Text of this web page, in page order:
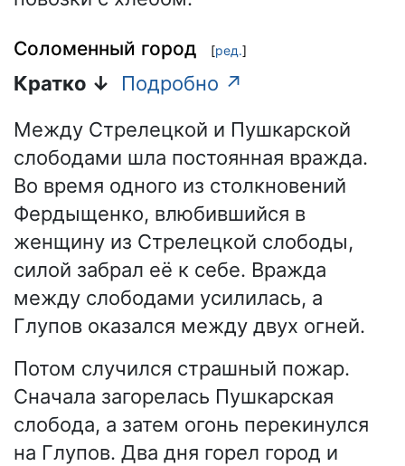
Соломенный город [ред.]
Кратко ↓
Подробно ↗
Между Стрелецкой и Пушкарской
слободами шла постоянная вражда.
Во время одного из столкновений
Фердыщенко, влюбившийся в
женщину из Стрелецкой слободы,
силой забрал её к себе. Вражда
между слободами усилилась, а
Глупов оказался между двух огней.
Потом случился страшный пожар.
Сначала загорелась Пушкарская
слобода, а затем огонь перекинулся
на Глупов. Два дня горел город и